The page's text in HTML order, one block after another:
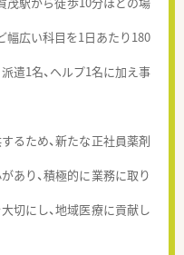
幅広い科目を1日あたり180
遣1名、ヘルプ1名に加え事
るため、新たな正社員薬剤
あり、積極的に業務に取り
切にし、地域医療に貢献し